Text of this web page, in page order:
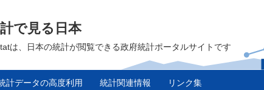
で見る日本
は、日本の統計が閲覧できる政府統計ポータルサイトです
計データの高度利用 統計関連情報 リンク集